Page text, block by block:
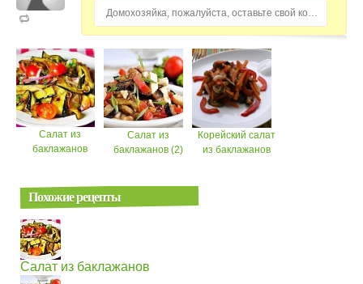
Домохозяйка, пожалуйста, оставьте свой комментарий...
Салат из
баклажанов
Салат из
баклажанов (2)
Корейский салат
из баклажанов
Похожие рецепты
Салат из баклажанов